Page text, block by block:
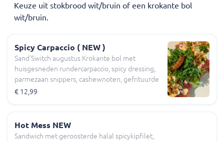
Keuze uit stokbrood wit/bruin of een krokante bol
wit/bruin.
Spicy Carpaccio ( NEW )
Sand'Switch augustus Krokante bol met
huisgesneden rundercarpaccio, spicy dressing,
parmezaan snippers, cashewnoten, gefrituurde
uitjes, rucola, sla, tomaat, komkommer
€ 12,99
Hot Mess NEW
Sandwich met geroosterde halal spicykipfilet,